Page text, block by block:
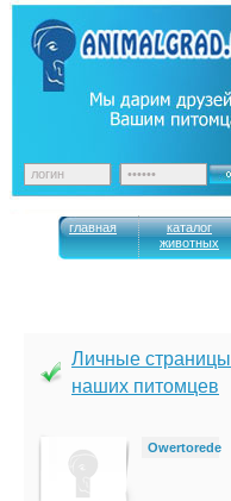
главная
каталог
животных
Личные страницы
наших питомцев
Owertorede